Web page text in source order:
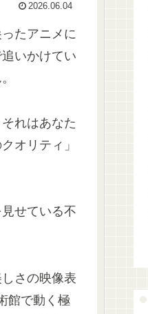
2026.06.04
たアニメに
いかけてい
れはあなた
オリティ」
せている不
さの映像表
館で動く極